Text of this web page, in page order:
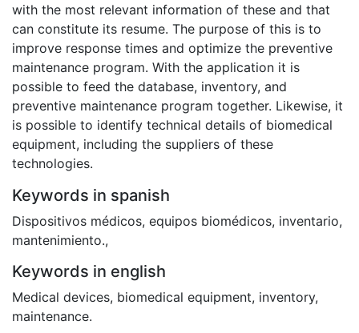
with the most relevant information of these and that
can constitute its resume. The purpose of this is to
improve response times and optimize the preventive
maintenance program. With the application it is
possible to feed the database, inventory, and
preventive maintenance program together. Likewise, it
is possible to identify technical details of biomedical
equipment, including the suppliers of these
technologies.
Keywords in spanish
Dispositivos médicos, equipos biomédicos, inventario,
mantenimiento.,
Keywords in english
Medical devices, biomedical equipment, inventory,
maintenance.